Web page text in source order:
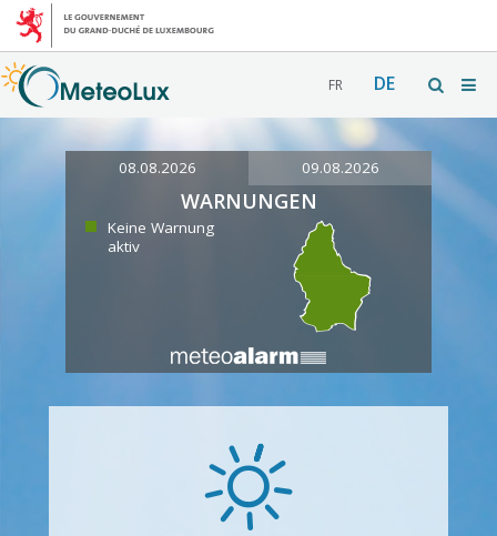
FR DE
08.08.2026 09.08.2026
WARNUNGEN
Keine Warnung
aktiv